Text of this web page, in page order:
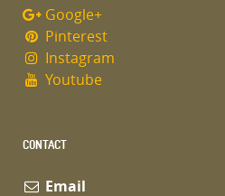
Google+
Pinterest
Instagram
Youtube
CONTACT
Email